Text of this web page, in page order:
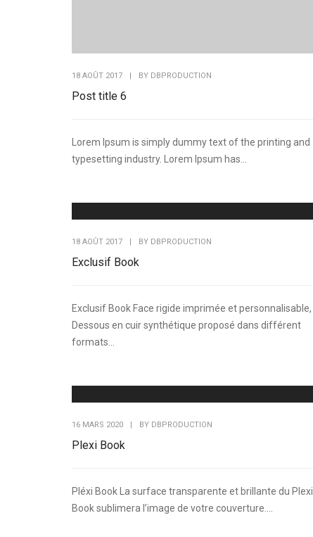
18 AOÛT 2017 BY DBPRODUCTION
Post title 6
Lorem Ipsum is simply dummy text of the printing and
typesetting industry. Lorem Ipsum has...
18 AOÛT 2017 BY DBPRODUCTION
Exclusif Book
Exclusif Book Face rigide imprimée et personnalisable,
Dessous en cuir synthétique proposé dans différent
formats...
16 MARS 2020 BY DBPRODUCTION
Plexi Book
Pléxi Book La surface transparente et brillante du Plexi
Book sublimera l’image de votre couverture....